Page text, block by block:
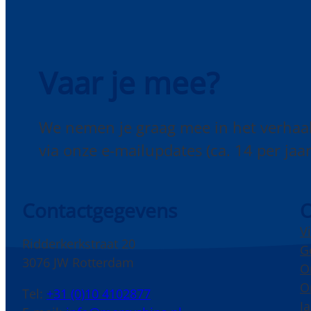
We nemen je graag mee in het
via onze e-mailupdates (ca. 14 per
Ridderkerkstraat 20
3076 JW Rotterdam
Tel: +31 (0)10 4102877